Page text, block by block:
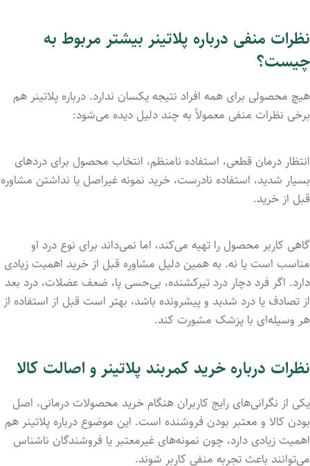
نظرات منفی درباره پلاتینر بیشتر مربوط به
چیست؟
هیچ محصولی برای همه افراد نتیجه یکسان ندارد. درباره پلاتینر هم
برخی نظرات منفی معمولاً به چند دلیل دیده می‌شود:
انتظار درمان قطعی، استفاده نامنظم، انتخاب محصول برای دردهای
بسیار شدید، استفاده نادرست، خرید نمونه غیراصل یا نداشتن مشاوره
قبل از خرید.
گاهی کاربر محصول را تهیه می‌کند، اما نمی‌داند برای نوع درد او
مناسب است یا نه. به همین دلیل مشاوره قبل از خرید اهمیت زیادی
دارد. اگر فرد دچار درد تیرکشنده، بی‌حسی پا، ضعف عضلات، درد بعد
از تصادف یا درد شدید و پیشرونده باشد، بهتر است قبل از استفاده از
هر وسیله‌ای با پزشک مشورت کند.
نظرات درباره خرید کمربند پلاتینر و اصالت کالا
یکی از نگرانی‌های رایج کاربران هنگام خرید محصولات درمانی، اصل
بودن کالا و معتبر بودن فروشنده است. این موضوع درباره پلاتینر هم
اهمیت زیادی دارد، چون نمونه‌های غیرمعتبر یا فروشندگان ناشناس
می‌توانند باعث تجربه منفی کاربر شوند.